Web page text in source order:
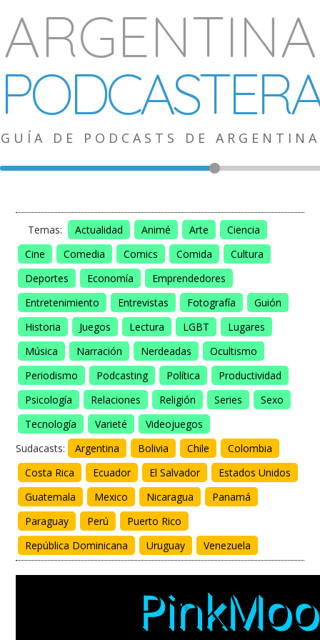
ARGENTINA
GUÍA DE PODCASTS DE ARGENTINA
Temas: Actualidad Animé Arte
Ciencia
Cine
Comedia Comics Comida
Cultura
Deportes
Economía
Emprendedores
Entretenimiento
Entrevistas Fotografía
Guión
Historia
Juegos Lectura LGBT
Lugares
Música
Narración Nerdeadas
Ocultismo
Periodismo
Podcasting Política
Productividad
Psicología
Relaciones Religión Series
Sexo
Tecnología
Varieté
Videojuegos
Sudacasts:
Argentina Bolivia Chile
Colombia
Costa Rica
Ecuador El Salvador
Estados Unidos
Guatemala
Mexico Nicaragua
Panamá
Paraguay
Perú
Puerto Rico
República Dominicana
Uruguay Venezuela